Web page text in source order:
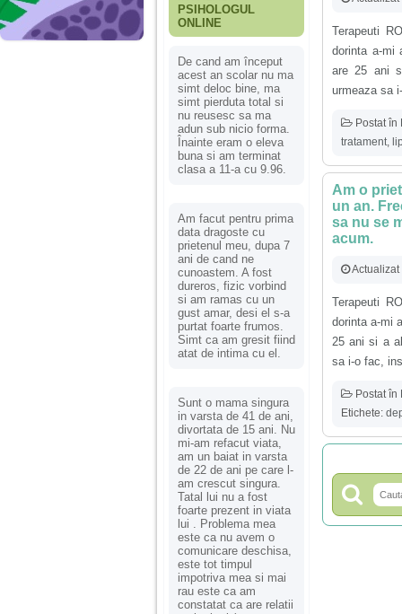
PSIHOLOGUL
ONLINE
De cand am început
acest an scolar nu ma
simt deloc bine, ma
simt pierduta total si
nu reusesc sa ma
adun sub nicio forma.
Înainte eram o eleva
buna si am terminat
clasa a 11-a cu 9.96.
Am facut pentru prima
data dragoste cu
prietenul meu, dupa 7
ani de cand ne
cunoastem. A fost
dureros, fizic vorbind
si am ramas cu un
gust amar, desi el s-a
purtat foarte frumos.
Simt ca am gresit fiind
atat de intima cu el.
Sunt o mama singura
in varsta de 41 de ani,
divortata de 15 ani. Nu
mi-am refacut viata,
am un baiat in varsta
de 22 de ani pe care l-
am crescut singura.
Tatal lui nu a fost
foarte prezent in viata
lui . Problema mea
este ca nu avem o
comunicare deschisa,
este tot timpul
impotriva mea si mai
rau este ca am
constatat ca are relatii
Terapeuti
dorinta a-mi
are 25 ani
urmeaza sa
Postat în
tratament
Am o
un an.
sa nu se
acum.
Terapeuti
dorinta a-mi
25 ani si a
sa i-o fac,
Postat în
Etichete: